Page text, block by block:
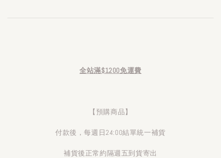
全站滿$1200免運費
【預購商品】
付款後，每週日24:00結單統一補貨
補貨後正常約隔週五到貨寄出